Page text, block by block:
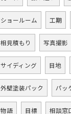
ショールーム 工期
相見積もり 写真撮影
サイディング 目地
外壁塗装パック パッ
物語 目標 相談窓